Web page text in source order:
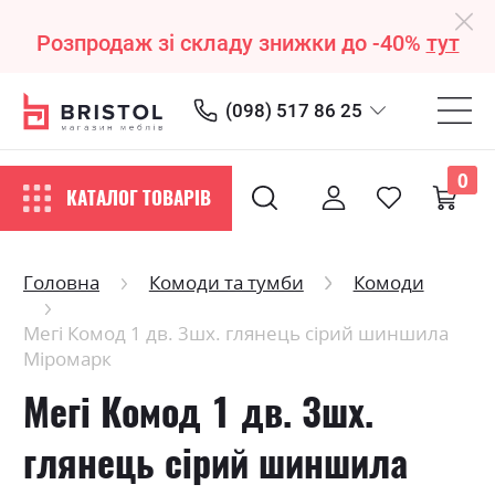
Розпродаж зі складу знижки до -40% тут
(098) 517 86 25
КАТАЛОГ ТОВАРІВ
0
Головна Комоди та тумби
Комоди
Мегі Комод 1 дв. 3шх. глянець сірий шиншила
Міромарк
Мегі Комод 1 дв. 3шх.
глянець сірий шиншила